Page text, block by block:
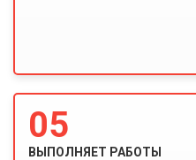
05
ВЫПОЛНЯЕТ РАБОТЫ